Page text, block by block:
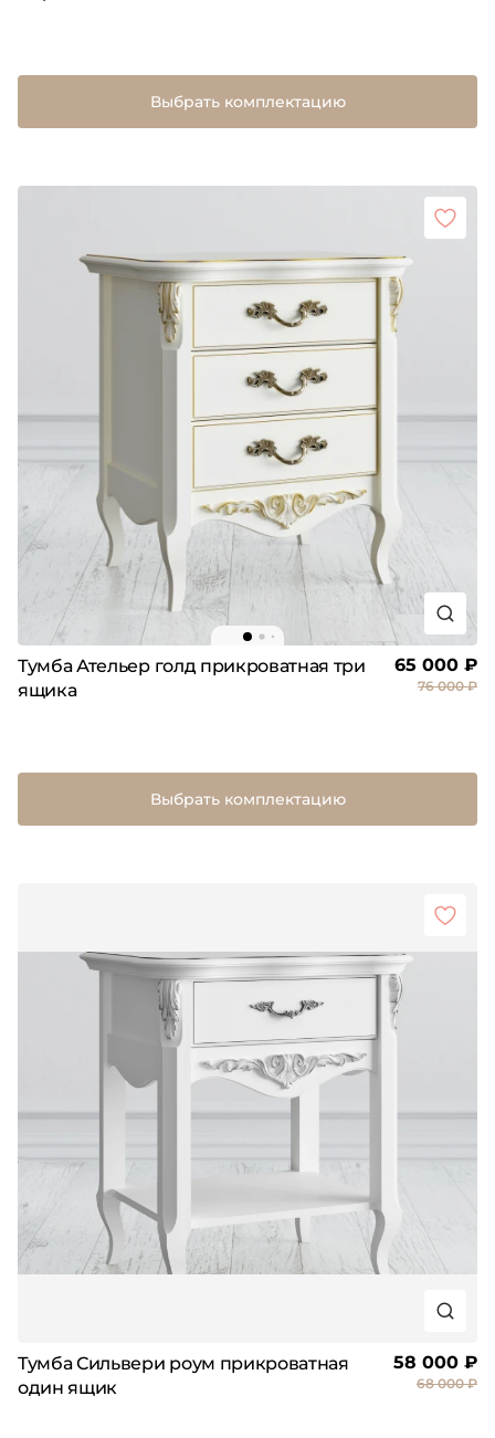
Выбрать комплектацию
Тумба Ательер голд прикроватная три
ящика
65 000 ₽
76 000 ₽
Выбрать комплектацию
Тумба Сильвери роум прикроватная
один ящик
58 000 ₽
68 000 ₽